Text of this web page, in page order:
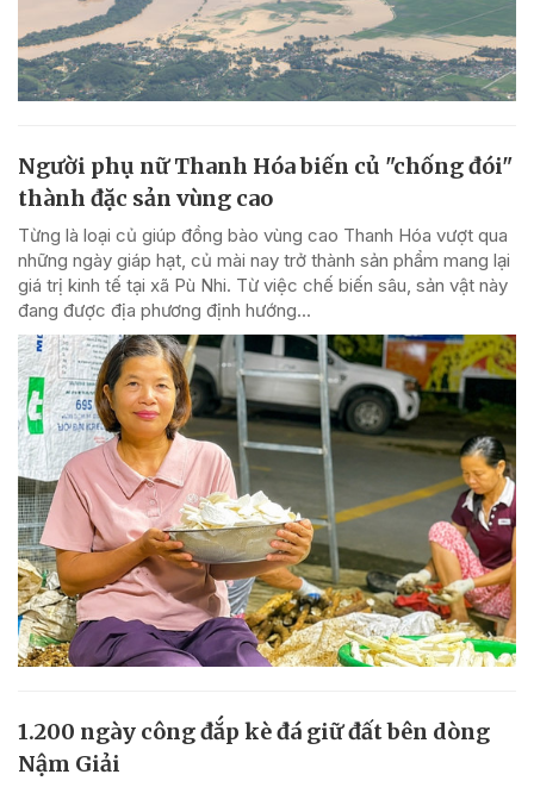
Người phụ nữ Thanh Hóa biến củ "chống đói"
thành đặc sản vùng cao
Từng là loại củ giúp đồng bào vùng cao Thanh Hóa vượt qua
những ngày giáp hạt, củ mài nay trở thành sản phẩm mang lại
giá trị kinh tế tại xã Pù Nhi. Từ việc chế biến sâu, sản vật này
đang được địa phương định hướng...
1.200 ngày công đắp kè đá giữ đất bên dòng
Nậm Giải